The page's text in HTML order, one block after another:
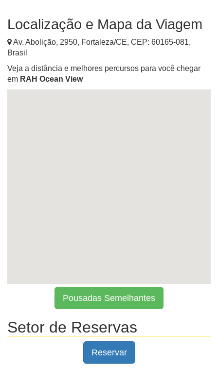
Localização e Mapa da Viagem
Av. Abolição, 2950, Fortaleza/CE, CEP: 60165-081,
Brasil
Veja a distância e melhores percursos para você chegar
em RAH Ocean View
Pousadas Semelhantes
Setor de Reservas
Reservar